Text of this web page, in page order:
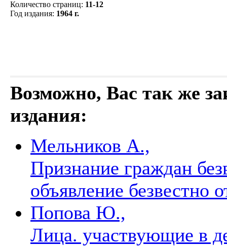
Количество страниц: 11-12
Год издания: 1964 г.
Возможно, Вас так же
издания:
Мельников А.,
Признание граждан
объявление
Попова Ю.,
Лица. участвующие в